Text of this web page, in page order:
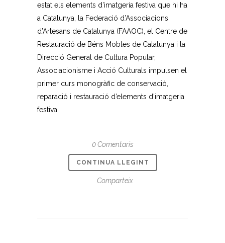
estat els elements d’imatgeria festiva que hi ha
a Catalunya, la Federació d’Associacions
d’Artesans de Catalunya (FAAOC), el Centre de
Restauració de Béns Mobles de Catalunya i la
Direcció General de Cultura Popular,
Associacionisme i Acció Culturals impulsen el
primer curs monogràfic de conservació,
reparació i restauració d’elements d’imatgeria
festiva.
0 Comentaris
CONTINUA LLEGINT
Comparteix